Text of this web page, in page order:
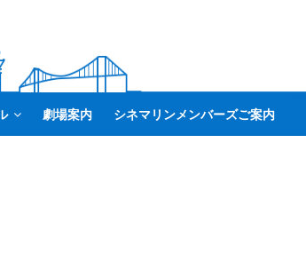
劇場案内 シネマリンメンバーズご案内